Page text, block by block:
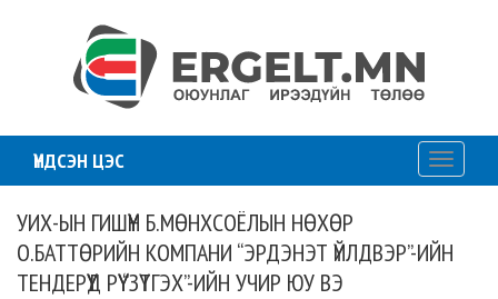
ҮНДСЭН ЦЭС
Toggle
УИХ-ЫН ГИШҮҮН Б.МӨНХСОЁЛЫН НӨХӨР
О.БАТТӨРИЙН КОМПАНИ “ЭРДЭНЭТ ҮЙЛДВЭР”-ИЙН
ТЕНДЕРҮҮД РҮҮ “ЗҮТГЭХ”-ИЙН УЧИР ЮУ ВЭ